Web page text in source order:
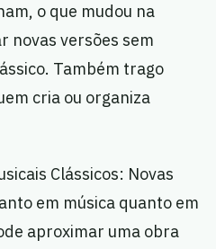
o que mudou na
novas versões sem
Também trago
cria ou organiza
Clássicos: Novas
em música quanto em
aproximar uma obra